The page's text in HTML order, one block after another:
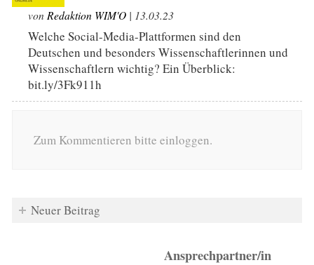
von Redaktion WIM'O | 13.03.23
Welche Social-Media-Plattformen sind den
Deutschen und besonders Wissenschaftlerinnen und
Wissenschaftlern wichtig? Ein Überblick:
bit.ly/3Fk911h
Zum Kommentieren bitte einloggen.
Neuer Beitrag
Ansprechpartner/in